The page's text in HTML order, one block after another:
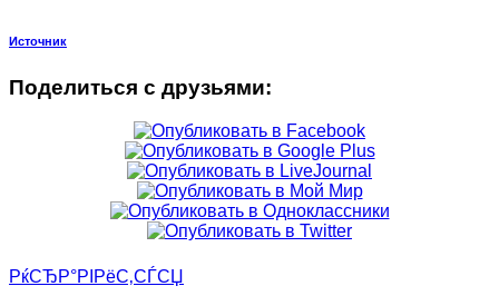
Источник
Поделиться с друзьями:
РќСЂР°РІРёС‚СЃСЏ